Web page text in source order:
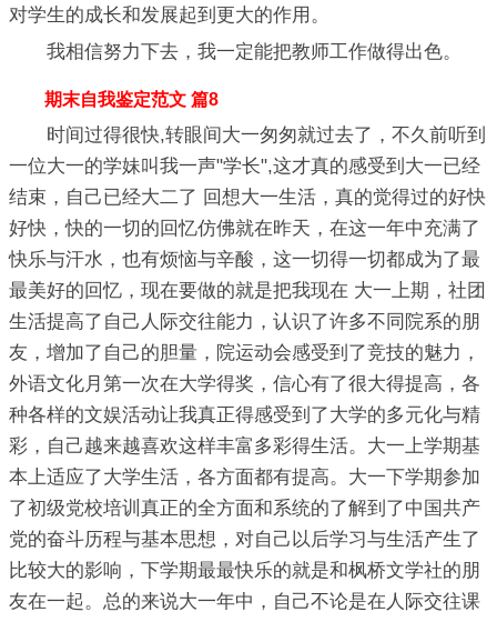
对学生的成长和发展起到更大的作用。
我相信努力下去，我一定能把教师工作做得出色。
期末自我鉴定范文 篇8
时间过得很快,转眼间大一匆匆就过去了，不久前听到
一位大一的学妹叫我一声"学长",这才真的感受到大一已经
结束，自己已经大二了 回想大一生活，真的觉得过的好快
好快，快的一切的回忆仿佛就在昨天，在这一年中充满了
快乐与汗水，也有烦恼与辛酸，这一切得一切都成为了最
最美好的回忆，现在要做的就是把我现在 大一上期，社团
生活提高了自己人际交往能力，认识了许多不同院系的朋
友，增加了自己的胆量，院运动会感受到了竞技的魅力，
外语文化月第一次在大学得奖，信心有了很大得提高，各
种各样的文娱活动让我真正得感受到了大学的多元化与精
彩，自己越来越喜欢这样丰富多彩得生活。大一上学期基
本上适应了大学生活，各方面都有提高。大一下学期参加
了初级党校培训真正的全方面和系统的了解到了中国共产
党的奋斗历程与基本思想，对自己以后学习与生活产生了
比较大的影响，下学期最最快乐的就是和枫桥文学社的朋
友在一起。总的来说大一年中，自己不论是在人际交往课